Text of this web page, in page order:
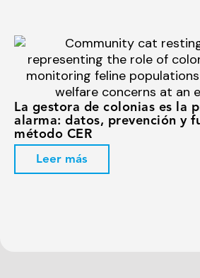
La gestora de colonias es la
alarma: datos, prevención y
método CER
Leer más